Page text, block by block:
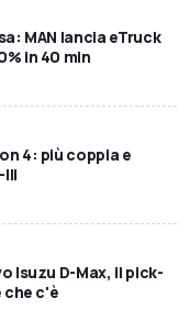
MAN lancia eTruck
in 40 min
4: più coppia e
Isuzu D-Max, il pick-
che c'è